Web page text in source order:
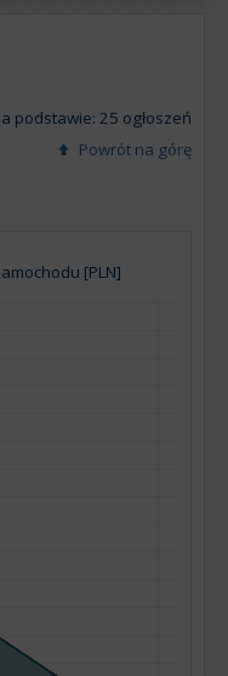
podstawie: 25 ogłoszeń
Powrót na górę
[PLN]